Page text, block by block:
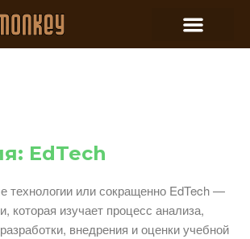
EdTech
технологии или сокращенно EdTech —
которая изучает процесс анализа,
внедрения и оценки учебной